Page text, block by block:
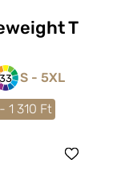
T
S - 5XL
1 310 Ft